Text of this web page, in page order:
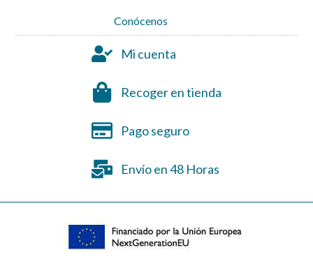
Conócenos
Mi cuenta
Recoger en tienda
Pago seguro
Envío en 48 Horas